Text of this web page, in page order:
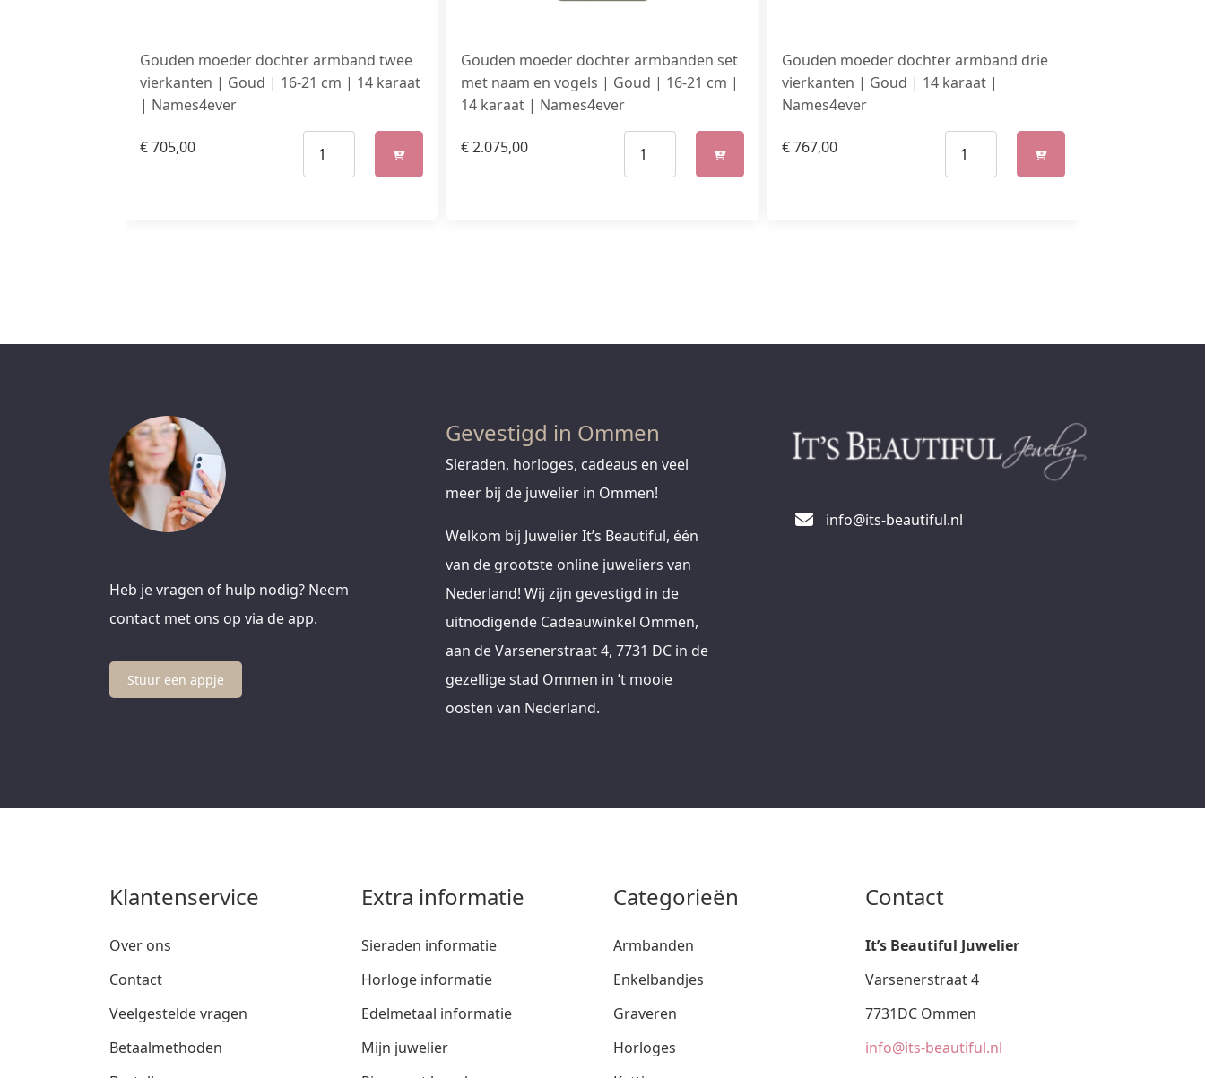
Gouden moeder dochter armband twee
vierkanten | Goud | 16-21 cm | 14 karaat
| Names4ever
€705,00
Gouden moeder dochter armbanden set
met naam en vogels | Goud | 16-21 cm |
14 karaat | Names4ever
€2.075,00
Gouden moeder dochter armband drie
vierkanten | Goud | 14 karaat |
Names4ever
€767,00
Heb je vragen of hulp nodig? Neem
contact met ons op via de app.
Stuur een appje
Gevestigd in Ommen
Sieraden, horloges, cadeaus en veel
meer bij de juwelier in Ommen!
Welkom bij Juwelier It’s Beautiful, één
van de grootste online juweliers van
Nederland! Wij zijn gevestigd in de
uitnodigende Cadeauwinkel Ommen,
aan de Varsenerstraat 4, 7731 DC in de
gezellige stad Ommen in ’t mooie
oosten van Nederland.
info@its-beautiful.nl
Klantenservice
Over ons
Contact
Veelgestelde vragen
Betaalmethoden
Extra informatie
Sieraden informatie
Horloge informatie
Edelmetaal informatie
Mijn juwelier
Categorieën
Armbanden
Enkelbandjes
Graveren
Horloges
Contact
It’s Beautiful Juwelier
Varsenerstraat 4
7731DC Ommen
info@its-beautiful.nl